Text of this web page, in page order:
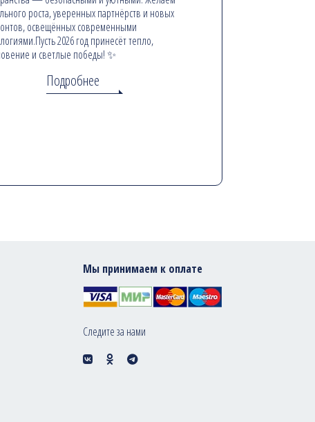
роста, уверенных партнёрств и новых
освещённых современными
2026 год принесёт тепло,
и светлые победы! ✨
Подробнее
Мы принимаем к оплате
Следите за нами